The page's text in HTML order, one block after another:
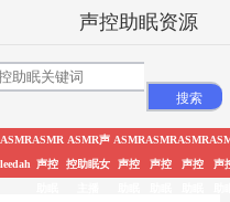
声控助眠资源
ASMR
leedah
ASMR
声控
ASMR声
控助眠女
ASMR
声控
ASMR
声控
ASMR
声控
声